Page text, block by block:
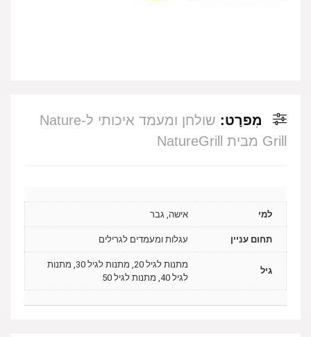
מִפרָט:
שולחן ומעמד איכותי ל-Nature
Grill מבית NatureGrill
למי אישה, גבר
תחום עניין עגלות ומעמדים לגרילים
גיל
מתנות לגיל 20, מתנות לגיל 30, מתנות
לגיל 40, מתנות לגיל 50